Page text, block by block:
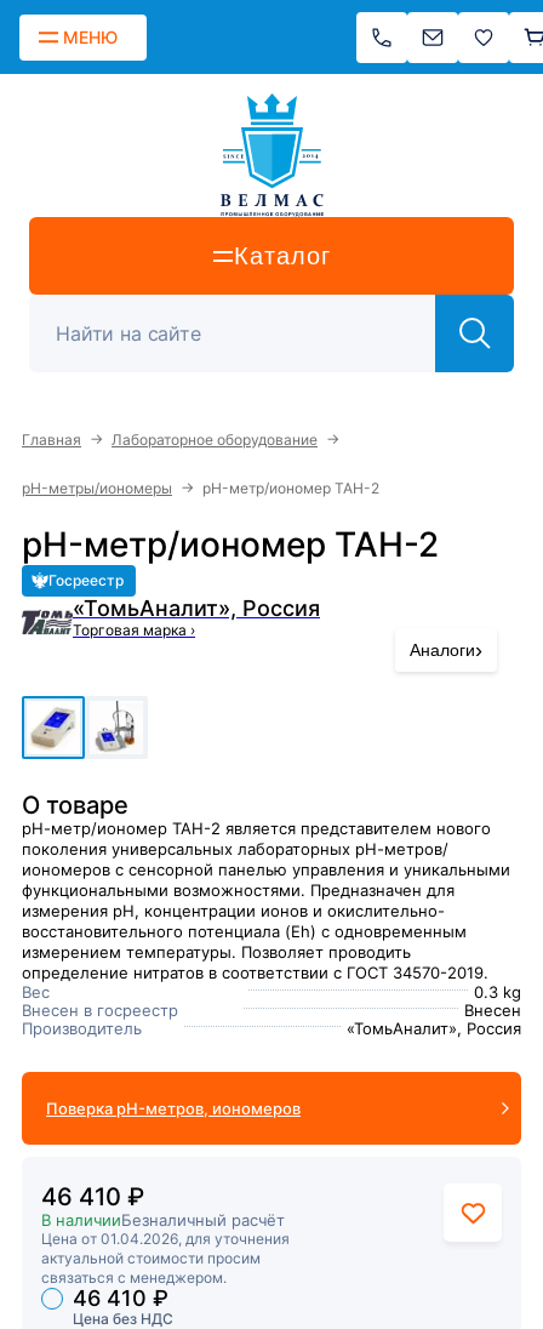
МЕНЮ
Каталог
Главная → Лабораторное оборудование →
pH-метры/иономеры → pH-метр/иономер ТАН-2
pH-метр/иономер ТАН-2
Госреестр
«ТомьАналит», Россия
Торговая марка ›
Аналоги›
О товаре
рН-метр/иономер ТАН-2 является представителем нового
поколения универсальных лабораторных рН-метров/
иономеров с сенсорной панелью управления и уникальными
функциональными возможностями. Предназначен для
измерения рН, концентрации ионов и окислительно-
восстановительного потенциала (Eh) с одновременным
измерением температуры. Позволяет проводить
определение нитратов в соответствии с ГОСТ 34570-2019.
Вес
0.3 kg
Внесен в госреестр
Внесен
Производитель
«ТомьАналит», Россия
Поверка pH-метров, иономеров
46 410 ₽
В наличииБезналичный расчёт
Цена от 01.04.2026, для уточнения
актуальной стоимости просим
связаться с менеджером.
Торговые предложения
Цена без НДС
46 410 ₽